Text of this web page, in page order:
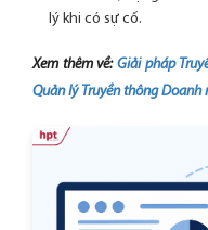
lý khi có sự cố.
Xem thêm về: Giải pháp
Quản lý Truyền thông Doanh